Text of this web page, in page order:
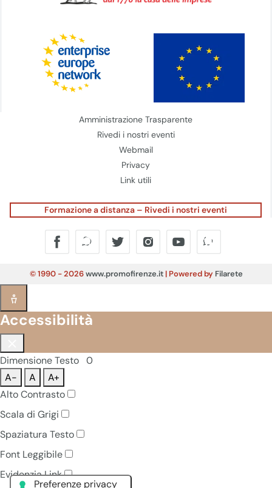
Amministrazione Trasparente
Rivedi i nostri eventi
Webmail
Privacy
Link utili
Formazione a distanza – Rivedi i nostri eventi
© 1990 - 2026www.promofirenze.it| Powered by Filarete
Accessibilità
Dimensione Testo 0
A-
A
A+
Alto Contrasto
Scala di Grigi
Spaziatura Testo
Font Leggibile
Evidenzia Link